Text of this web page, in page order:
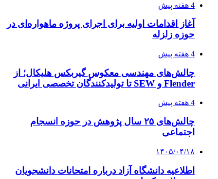
4 هفته پیش
آغاز اقدامات اولیه برای اجرای پروژه ماهواره‌ای در
حوزه زلزله
4 هفته پیش
چالش‌های مهندسی معکوس گیربکس هلیکال؛ از
Flender و SEW تا تولیدکنندگان تخصصی ایرانی
4 هفته پیش
چالش‌های ۲۵ سال پژوهش در حوزه انسجام
اجتماعی
۱۴۰۵/۰۴/۱۸
اطلاعیه دانشگاه آزاد درباره امتحانات دانشجویان